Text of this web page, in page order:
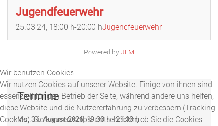
Jugendfeuerwehr
25.03.24, 18:00 h-20:00 hJugendfeuerwehr
Powered byJEM
Termine
Mo, 31. August 2026, 19:30 h-21:30 h
Wir benutzen Cookies
Wir nutzen Cookies auf unserer Website. Einige von ihnen sind
essenziell für den Betrieb der Seite, während andere uns helfen,
diese Website und die Nutzererfahrung zu verbessern (Tracking
Cookies). Sie können selbst entscheiden, ob Sie die Cookies